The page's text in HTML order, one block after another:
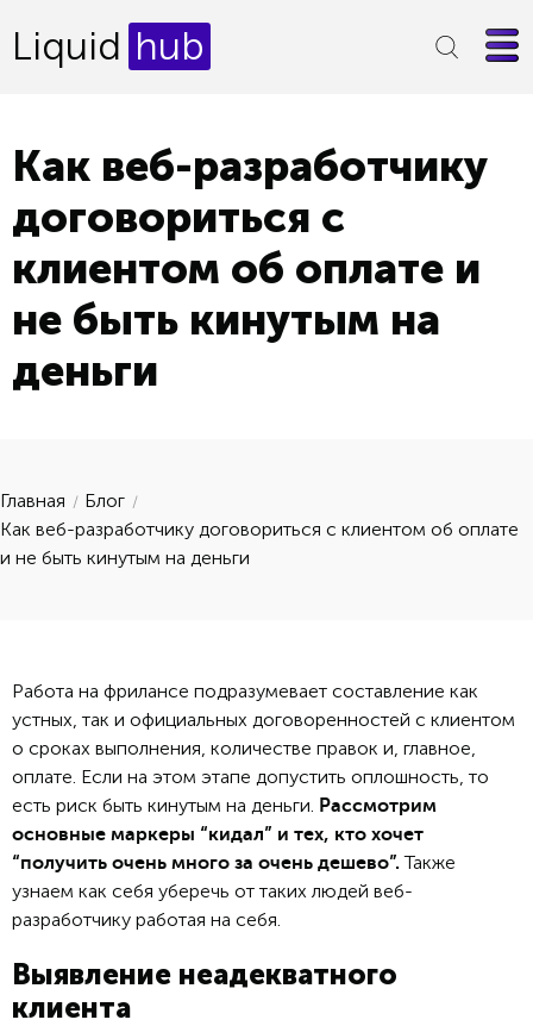
Liquid hub
Как веб-разработчику
договориться с
клиентом об оплате и
не быть кинутым на
деньги
Главная
Блог
Как веб-разработчику договориться с клиентом об оплате
и не быть кинутым на деньги
Работа на фрилансе подразумевает составление как
устных, так и официальных договоренностей с клиентом
о сроках выполнения, количестве правок и, главное,
оплате. Если на этом этапе допустить оплошность, то
есть риск быть кинутым на деньги. Рассмотрим
основные маркеры “кидал” и тех, кто хочет
“получить очень много за очень дешево”.Также
узнаем как себя уберечь от таких людей веб-
разработчику работая на себя.
Выявление неадекватного
клиента